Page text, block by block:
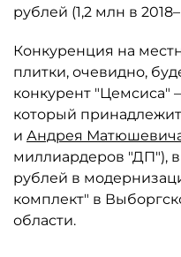
рублей (1,2 млн в
Конкуренция на
плитки, очевидно,
конкурент "Цемсиса"
который
и Андрея
миллиардеров "ДП"),
рублей в
комплект" в
области.